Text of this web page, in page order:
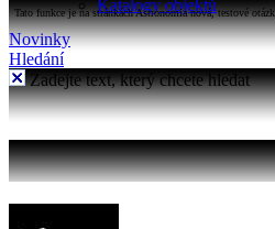
Katalogy objektů
Tato funkce je na stránkách Astronomia nová, testové
Novinky
Hledání
Zadejte text, který chcete hledat